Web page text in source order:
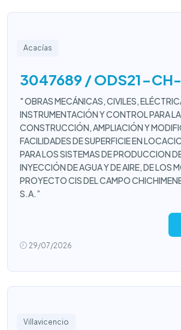
Acacías
3047689 / ODS21-
" OBRAS MECÁNICAS, CIVILES,
INSTRUMENTACIÓN Y CONTROL PARA LA
CONSTRUCCIÓN, AMPLIACIÓN Y
FACILIDADES DE SUPERFICIE EN
PARA LOS SISTEMAS DE PRODUCCION
INYECCIÓN DE AGUA Y DE AIRE, DE LOS
PROYECTO CIS DEL CAMPO
S.A.”
29/07/2026
Villavicencio